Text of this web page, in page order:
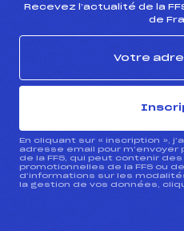
Recevez l’actualité de la
de
En cliquant sur « inscription »,
adresse email pour
de la FFS, qui peut contenir
promotionnelles de la FFS ou
d’informations sur les
la gestion de vos données,